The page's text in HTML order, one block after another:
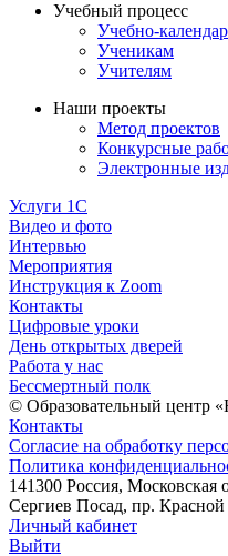
Учебный процесс
Учебно-
Ученикам
Учителям
Наши проекты
Метод проектов
Конкурсные
Электронные
Услуги 1C
Видео и фото
Интервью
Мероприятия
Инструкция к Zoom
Контакты
Цифровые уроки
День открытых дверей
Работа у нас
Бессмертный полк
© Образовательный центр
Контакты
Согласие на обработку
Политика
141300 Россия, Московская
Сергиев Посад, пр.
Личный кабинет
Выйти